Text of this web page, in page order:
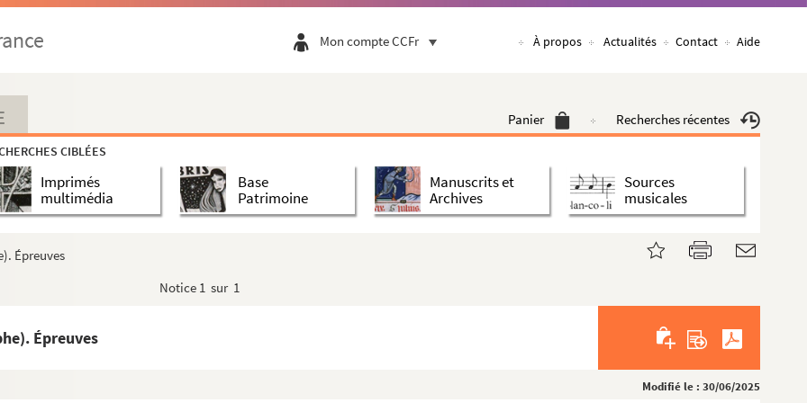
Mon compte CCFr À propos Actualités Contact Aide
Panier Recherches récentes
CIBLÉES
Imprimés
multimédia
Base
Patrimoine
Manuscrits et
Archives
Sources
musicales
Épreuves
Notice 1 sur 1
Épreuves
Modifié le : 30/06/2025
: feuille 15, carré 234 à 253
Diapositives